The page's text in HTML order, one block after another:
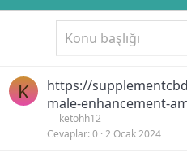
K
https://
male-enhancement-
ketohh12
Cevaplar 0 2 Ocak 2024